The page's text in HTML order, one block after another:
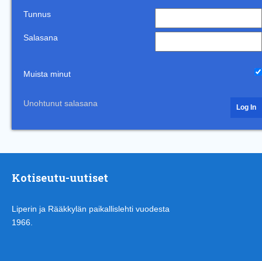
Tunnus
Salasana
Muista minut
Unohtunut salasana
Kotiseutu-uutiset
Liperin ja Rääkkylän paikallislehti vuodesta
1966.